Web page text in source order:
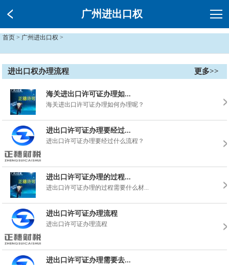
广州进出口权
首页 > 广州进出口权 >
进出口权办理流程 更多>>
海关进出口许可证办理如...
海关进出口许可证办理如何办理呢？
进出口许可证办理要经过...
进出口许可证办理要经过什么流程？
进出口许可证办理的过程...
进出口许可证办理的过程需要什么材...
进出口许可证办理流程
进出口许可证办理流程
进出口许可证办理需要去...